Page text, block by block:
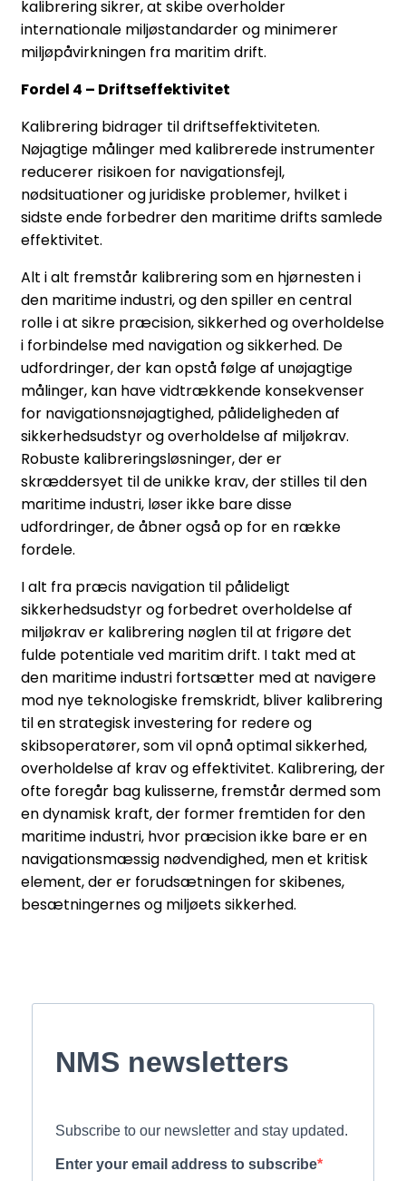
kalibrering sikrer, at skibe overholder
internationale miljøstandarder og minimerer
miljøpåvirkningen fra maritim drift.
Fordel 4 – Driftseffektivitet
Kalibrering bidrager til driftseffektiviteten.
Nøjagtige målinger med kalibrerede instrumenter
reducerer risikoen for navigationsfejl,
nødsituationer og juridiske problemer, hvilket i
sidste ende forbedrer den maritime drifts samlede
effektivitet.
Alt i alt fremstår kalibrering som en hjørnesten i
den maritime industri, og den spiller en central
rolle i at sikre præcision, sikkerhed og overholdelse
i forbindelse med navigation og sikkerhed. De
udfordringer, der kan opstå følge af unøjagtige
målinger, kan have vidtrækkende konsekvenser
for navigationsnøjagtighed, pålideligheden af
sikkerhedsudstyr og overholdelse af miljøkrav.
Robuste kalibreringsløsninger, der er
skræddersyet til de unikke krav, der stilles til den
maritime industri, løser ikke bare disse
udfordringer, de åbner også op for en række
fordele.
I alt fra præcis navigation til pålideligt
sikkerhedsudstyr og forbedret overholdelse af
miljøkrav er kalibrering nøglen til at frigøre det
fulde potentiale ved maritim drift. I takt med at
den maritime industri fortsætter med at navigere
mod nye teknologiske fremskridt, bliver kalibrering
til en strategisk investering for redere og
skibsoperatører, som vil opnå optimal sikkerhed,
overholdelse af krav og effektivitet. Kalibrering, der
ofte foregår bag kulisserne, fremstår dermed som
en dynamisk kraft, der former fremtiden for den
maritime industri, hvor præcision ikke bare er en
navigationsmæssig nødvendighed, men et kritisk
element, der er forudsætningen for skibenes,
besætningernes og miljøets sikkerhed.
NMS newsletters
Subscribe to our newsletter and stay updated.
Enter your email address to subscribe